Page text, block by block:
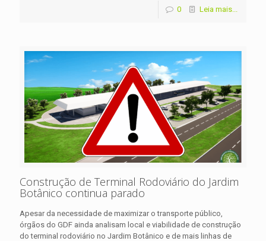
0 Leia mais...
Construção de Terminal Rodoviário do Jardim
Botânico continua parado
Apesar da necessidade de maximizar o transporte público,
órgãos do GDF ainda analisam local e viabilidade de construção
do terminal rodoviário no Jardim Botânico e de mais linhas de